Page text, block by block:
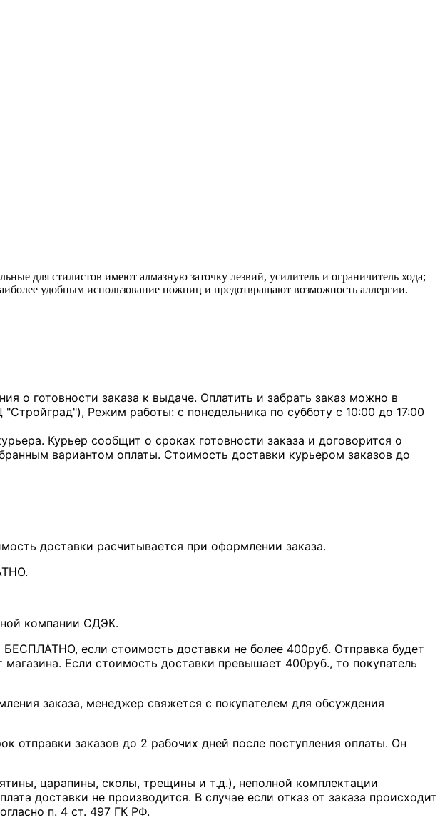
для стилистов имеют алмазную заточку лезвий, усилитель и ограничитель хода;
удобным использование ножниц и предотвращают возможность аллергии.
о готовности заказа к выдаче. Оплатить и забрать заказ можно в
Режим работы: с понедельника по субботу с 10:00 до 17:00
Курьер сообщит о сроках готовности заказа и договорится о
вариантом оплаты. Стоимость доставки курьером заказов до
доставки расчитывается при оформлении заказа.
компании СДЭК.
если стоимость доставки не более 400руб. Отправка будет
Если стоимость доставки превышает 400руб., то покупатель
заказа, менеджер свяжется с покупателем для обсуждения
отправки заказов до 2 рабочих дней после поступления оплаты. Он
царапины, сколы, трещины и т.д.), неполной комплектации
доставки не производится. В случае если отказ от заказа происходит
п. 4 ст. 497 ГК РФ.